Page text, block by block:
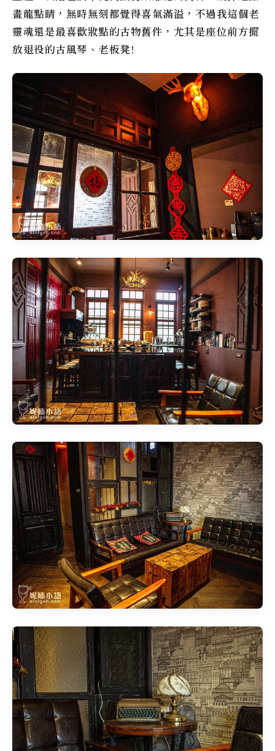
畫龍點睛，無時無刻都覺得喜氣滿溢，不過我這個老
靈魂還是最喜歡妝點的古物舊件，尤其是座位前方擺
放退役的古風琴、老板凳!